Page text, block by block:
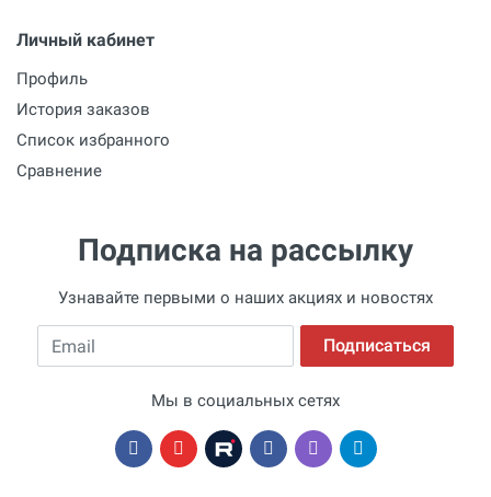
Личный кабинет
Профиль
История заказов
Список избранного
Сравнение
Подписка на рассылку
Узнавайте первыми о наших акциях и новостях
Email Подписаться
Мы в социальных сетях